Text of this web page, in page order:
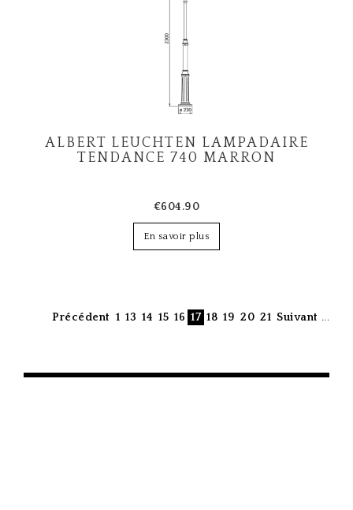
ALBERT LEUCHTEN LAMPADAIRE
TENDANCE 740 MARRON
€604.90
En savoir plus
Précédent 1 ...
13 14 15 16 17 18 19 20 21 Suivant